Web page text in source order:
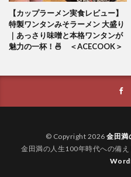
【カップラーメン実食レビュー】
特製ワンタンみそラーメン 大盛り
｜あっさり味噌と本格ワンタンが
魅力の一杯！🍜 ＜ACECOOK＞
© Copyright 2026 金田満
金田満の人生100年時代への備え